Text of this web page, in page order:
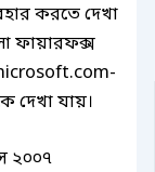
করতে দেখা
ফায়ারফক্স
দেখা যায়।
২০০৭